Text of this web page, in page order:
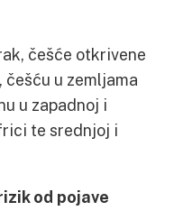
češće otkrivene
u zemljama
u zapadnoj i
te srednjoj i
od pojave